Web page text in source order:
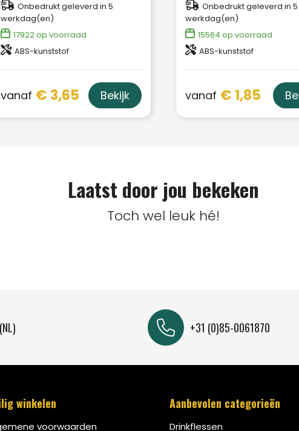
Onbedrukt geleverd in 5
werkdag(en)
17922op voorraad
ABS-kunststof
vanaf € 3,65 Bekijk
Onbedrukt geleverd in 5
werkdag(en)
15564 op voorraad
ABS-kunststof
vanaf € 1,85
Laatst door jou bekeken
Toch wel leuk hé!
+31 (0)85-0061870
winkelen
voorwaarden
Aanbevolen categorieën
Drinkflessen